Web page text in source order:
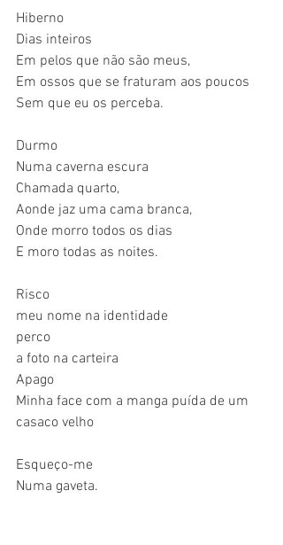
Hiberno
Dias inteiros
Em pelos que não são meus,
Em ossos que se fraturam aos poucos
Sem que eu os perceba.
Durmo
Numa caverna escura
Chamada quarto,
Aonde jaz uma cama branca,
Onde morro todos os dias
E moro todas as noites.
Risco
meu nome na identidade
perco
a foto na carteira
Apago
Minha face com a manga puída de um
casaco velho
Esqueço-me
Numa gaveta.